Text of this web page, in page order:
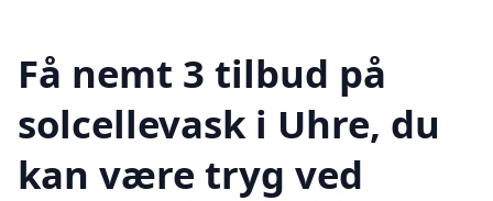
Få nemt 3 tilbud på
solcellevask i Uhre, du
kan være tryg ved